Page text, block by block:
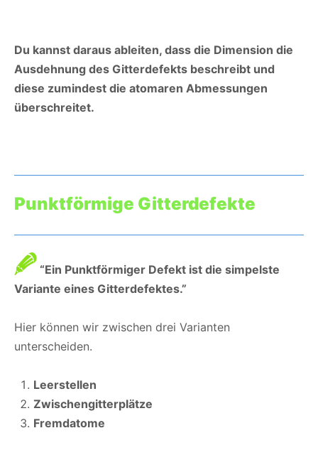
Du kannst daraus ableiten, dass die Dimension die
Ausdehnung des Gitterdefekts beschreibt und
diese zumindest die atomaren Abmessungen
überschreitet.
Punktförmige Gitterdefekte
“Ein Punktförmiger Defekt ist die simpelste
Variante eines Gitterdefektes.”
Hier können wir zwischen drei Varianten
unterscheiden.
Leerstellen
Zwischengitterplätze
Fremdatome